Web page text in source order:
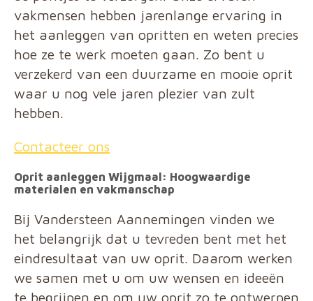
vakmensen hebben jarenlange ervaring in
het aanleggen van opritten en weten precies
hoe ze te werk moeten gaan. Zo bent u
verzekerd van een duurzame en mooie oprit
waar u nog vele jaren plezier van zult
hebben.
Contacteer ons
Oprit aanleggen Wijgmaal: Hoogwaardige
materialen en vakmanschap
Bij Vandersteen Aannemingen vinden we
het belangrijk dat u tevreden bent met het
eindresultaat van uw oprit. Daarom werken
we samen met u om uw wensen en ideeën
te begrijpen en om uw oprit zo te ontwerpen